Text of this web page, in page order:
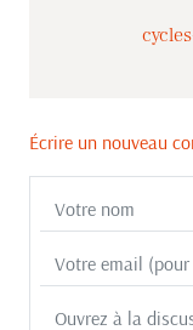
Écrire un nouveau